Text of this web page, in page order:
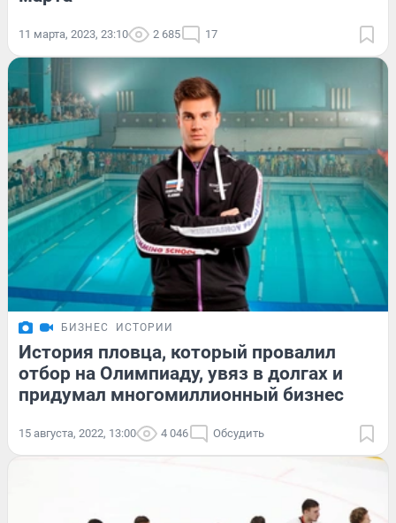
11 марта, 2023, 23:10 2 685 17
БИЗНЕС ИСТОРИИ
История пловца, который провалил
отбор на Олимпиаду, увяз в долгах и
придумал многомиллионный бизнес
15 августа, 2022, 13:00 4 046 Обсудить